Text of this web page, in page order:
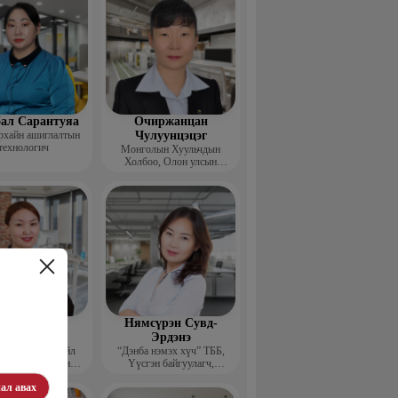
авах
Сарантуяа
ашиглалтын
Очиржанцан
Чулуунцэцэг
Монголын Хуульчдын
Холбоо, Олон улсын
group” Үйл
хариуцсан
захирал
Нямсүрэн Сувд-
Эрдэнэ
“Дэнба нэмэх хүч” ТББ,
Үүсгэн байгуулагч,